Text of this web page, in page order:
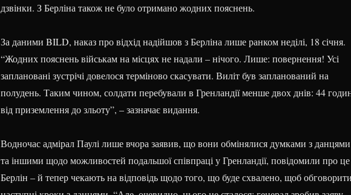
дзвінки. З Берліна також не було отримано жодних пояснень.
За даними BILD, наказ про відхід надійшов з Берліна лише ранком неділі, 18 січня.
“Жодних пояснень військам на місцях не надали – нічого. Лише: повернення! Усі
заплановані зустрічі довелося терміново скасувати. Виліт був запланований на
полудень. Таким чином, солдати перебували в Гренландії менше двох днів: 44
від приземлення до зльоту”, – зазначає видання.
Водночас адмірал Паулі лише вчора заявив, що вони обмінялися думками з данцями
та іншими щодо можливостей подальшої співпраці у Гренландії, повідомили про це
Берлін – й тепер чекають на відповідь щодо того, що буде схвалено, щоб